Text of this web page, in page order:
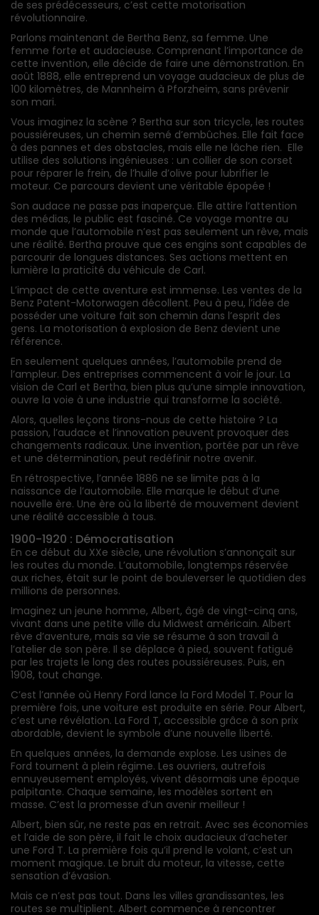
de ses prédécesseurs, c’est cette motorisation
révolutionnaire.
Parlons maintenant de Bertha Benz, sa femme. Une
femme forte et audacieuse. Comprenant l’importance de
cette invention, elle décide de faire une démonstration. En
août 1888, elle entreprend un voyage audacieux de plus de
100 kilomètres, de Mannheim à Pforzheim, sans prévenir
son mari.
Vous imaginez la scène ? Bertha sur son tricycle, les routes
poussiéreuses, un chemin semé d’embûches. Elle fait face
à des pannes et des obstacles, mais elle ne lâche rien. Elle
utilise des solutions ingénieuses : un collier de son corset
pour réparer le frein, de l’huile d’olive pour lubrifier le
moteur. Ce parcours devient une véritable épopée !
Son audace ne passe pas inaperçue. Elle attire l’attention
des médias, le public est fasciné. Ce voyage montre au
monde que l’automobile n’est pas seulement un rêve, mais
une réalité. Bertha prouve que ces engins sont capables de
parcourir de longues distances. Ses actions mettent en
lumière la praticité du véhicule de Carl.
L’impact de cette aventure est immense. Les ventes de la
Benz Patent-Motorwagen décollent. Peu à peu, l’idée de
posséder une voiture fait son chemin dans l’esprit des
gens. La motorisation à explosion de Benz devient une
référence.
En seulement quelques années, l’automobile prend de
l’ampleur. Des entreprises commencent à voir le jour. La
vision de Carl et Bertha, bien plus qu’une simple innovation,
ouvre la voie à une industrie qui transforme la société.
Alors, quelles leçons tirons-nous de cette histoire ? La
passion, l’audace et l’innovation peuvent provoquer des
changements radicaux. Une invention, portée par un rêve
et une détermination, peut redéfinir notre avenir.
En rétrospective, l’année 1886 ne se limite pas à la
naissance de l’automobile. Elle marque le début d’une
nouvelle ère. Une ère où la liberté de mouvement devient
une réalité accessible à tous.
1900-1920 : Démocratisation
En ce début du XXe siècle, une révolution s’annonçait sur
les routes du monde. L’automobile, longtemps réservée
aux riches, était sur le point de bouleverser le quotidien des
millions de personnes.
Imaginez un jeune homme, Albert, âgé de vingt-cinq ans,
vivant dans une petite ville du Midwest américain. Albert
rêve d’aventure, mais sa vie se résume à son travail à
l’atelier de son père. Il se déplace à pied, souvent fatigué
par les trajets le long des routes poussiéreuses. Puis, en
1908, tout change.
C’est l’année où Henry Ford lance la Ford Model T. Pour la
première fois, une voiture est produite en série. Pour Albert,
c’est une révélation. La Ford T, accessible grâce à son prix
abordable, devient le symbole d’une nouvelle liberté.
En quelques années, la demande explose. Les usines de
Ford tournent à plein régime. Les ouvriers, autrefois
ennuyeusement employés, vivent désormais une époque
palpitante. Chaque semaine, les modèles sortent en
masse. C’est la promesse d’un avenir meilleur !
Albert, bien sûr, ne reste pas en retrait. Avec ses économies
et l’aide de son père, il fait le choix audacieux d’acheter
une Ford T. La première fois qu’il prend le volant, c’est un
moment magique. Le bruit du moteur, la vitesse, cette
sensation d’évasion.
Mais ce n’est pas tout. Dans les villes grandissantes, les
routes se multiplient. Albert commence à rencontrer